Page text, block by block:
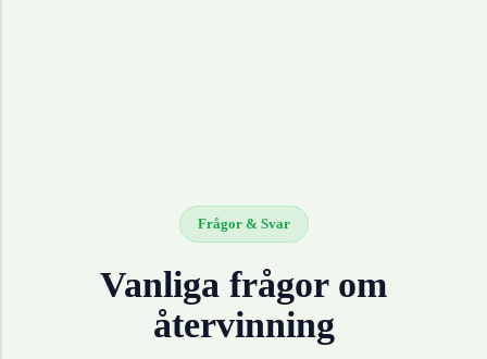
Frågor & Svar
Vanliga frågor om
återvinning